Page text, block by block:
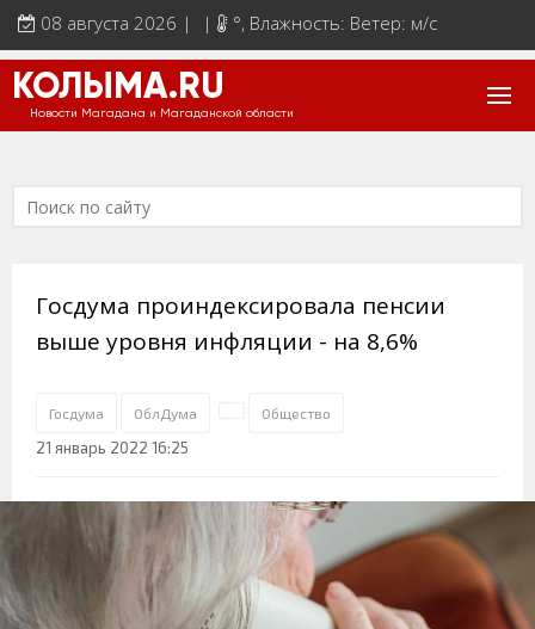
08 августа 2026 | | °, Влажность: Ветер: м/с
КОЛЫМА.RU
Новости Магадана и Магаданской области
Госдума проиндексировала пенсии
выше уровня инфляции - на 8,6%
Госдума ОблДума Общество
21 январь 2022 16:25